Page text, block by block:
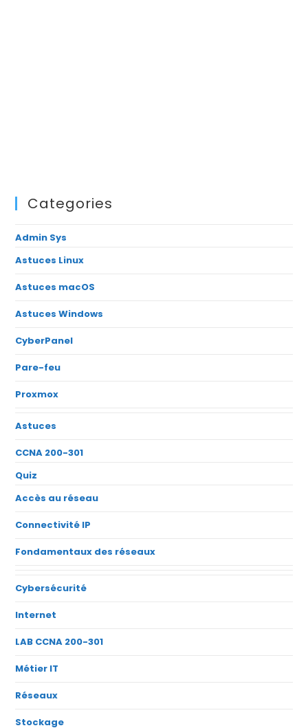
Categories
Admin Sys
Astuces Linux
Astuces macOS
Astuces Windows
CyberPanel
Pare-feu
Proxmox
Astuces
CCNA 200-301
Quiz
Accès au réseau
Connectivité IP
Fondamentaux des réseaux
Cybersécurité
Internet
LAB CCNA 200-301
Métier IT
Réseaux
Stockage